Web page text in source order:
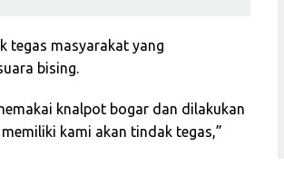
tegas masyarakat yang
bising.
knalpot bogar dan dilakukan
kami akan tindak tegas,”